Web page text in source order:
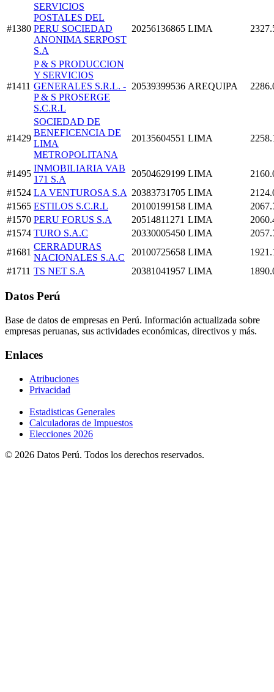
#1380
SERVICIOS
POSTALES DEL
PERU SOCIEDAD
ANONIMA SERPOST
S.A
20256136865 LIMA
#1411
P & S PRODUCCION
Y SERVICIOS
GENERALES S.R.L. -
P & S PROSERGE
S.C.R.L
20539399536 AREQUIPA
#1429
SOCIEDAD DE
BENEFICENCIA DE
LIMA
METROPOLITANA
20135604551 LIMA
#1495
INMOBILIARIA VAB
171 S.A
20504629199 LIMA
#1524 LA VENTUROSA S.A 20383731705 LIMA
#1565 ESTILOS S.C.R.L 20100199158 LIMA
#1570 PERU FORUS S.A 20514811271 LIMA
#1574 TURO S.A.C 20330005450 LIMA
#1681
CERRADURAS
NACIONALES S.A.C
20100725658 LIMA
#1711 TS NET S.A 20381041957 LIMA
Datos Perú
Base de datos de empresas en Perú. Información actualizada sobre
empresas peruanas, sus actividades económicas, directivos y más.
Enlaces
Atribuciones
Privacidad
Estadisticas Generales
Calculadoras de Impuestos
Elecciones 2026
© 2026 Datos Perú. Todos los derechos reservados.